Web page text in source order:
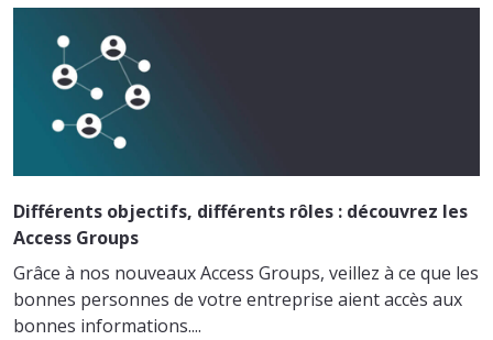
Différents objectifs, différents rôles : découvrez les
Access Groups
Grâce à nos nouveaux Access Groups, veillez à ce que les
bonnes personnes de votre entreprise aient accès aux
bonnes informations....